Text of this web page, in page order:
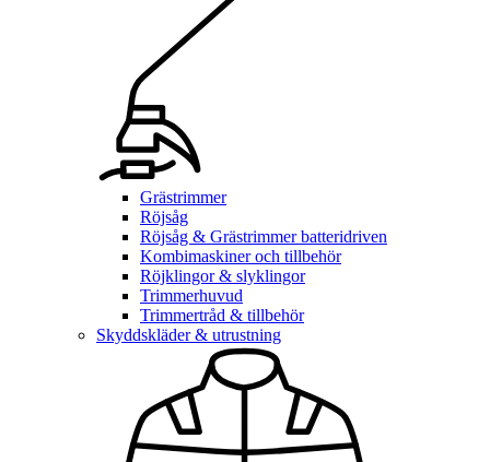
Grästrimmer
Röjsåg
Röjsåg & Grästrimmer batteridriven
Kombimaskiner och tillbehör
Röjklingor & slyklingor
Trimmerhuvud
Trimmertråd & tillbehör
Skyddskläder & utrustning